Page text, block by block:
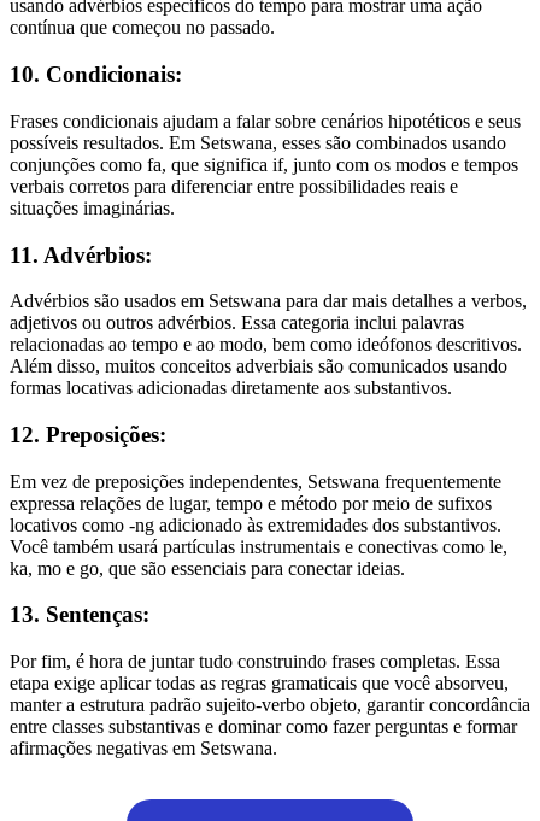
usando advérbios específicos do tempo para mostrar uma ação
contínua que começou no passado.
10. Condicionais:
Frases condicionais ajudam a falar sobre cenários hipotéticos e seus
possíveis resultados. Em Setswana, esses são combinados usando
conjunções como fa, que significa if, junto com os modos e tempos
verbais corretos para diferenciar entre possibilidades reais e
situações imaginárias.
11. Advérbios:
Advérbios são usados em Setswana para dar mais detalhes a verbos,
adjetivos ou outros advérbios. Essa categoria inclui palavras
relacionadas ao tempo e ao modo, bem como ideófonos descritivos.
Além disso, muitos conceitos adverbiais são comunicados usando
formas locativas adicionadas diretamente aos substantivos.
12. Preposições:
Em vez de preposições independentes, Setswana frequentemente
expressa relações de lugar, tempo e método por meio de sufixos
locativos como -ng adicionado às extremidades dos substantivos.
Você também usará partículas instrumentais e conectivas como le,
ka, mo e go, que são essenciais para conectar ideias.
13. Sentenças:
Por fim, é hora de juntar tudo construindo frases completas. Essa
etapa exige aplicar todas as regras gramaticais que você absorveu,
manter a estrutura padrão sujeito-verbo objeto, garantir concordância
entre classes substantivas e dominar como fazer perguntas e formar
afirmações negativas em Setswana.